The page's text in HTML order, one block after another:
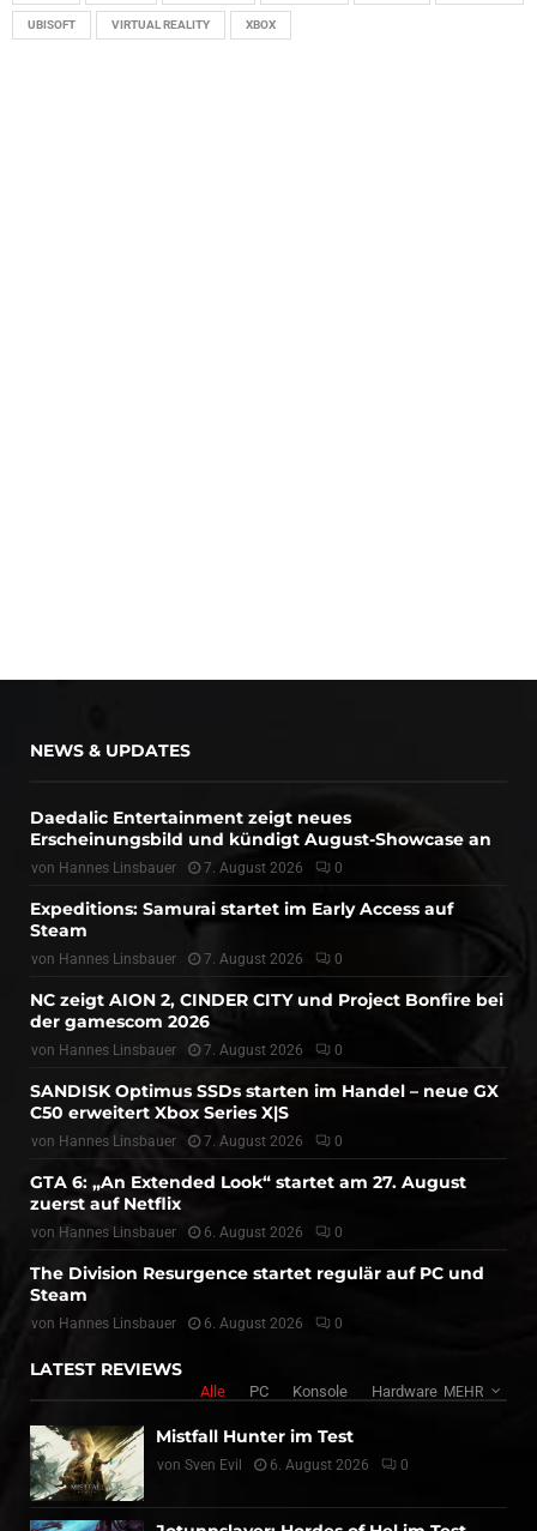
UBISOFT VIRTUAL REALITY XBOX
NEWS & UPDATES
Daedalic Entertainment zeigt neues
Erscheinungsbild und kündigt August-Showcase an
von Hannes Linsbauer 7. August 2026 0
Expeditions: Samurai startet im Early Access auf
Steam
von Hannes Linsbauer 7. August 2026 0
NC zeigt AION 2, CINDER CITY und Project Bonfire bei
der gamescom 2026
von Hannes Linsbauer 7. August 2026 0
SANDISK Optimus SSDs starten im Handel – neue GX
C50 erweitert Xbox Series X|S
von Hannes Linsbauer 7. August 2026 0
GTA 6: „An Extended Look“ startet am 27. August
zuerst auf Netflix
von Hannes Linsbauer 6. August 2026 0
The Division Resurgence startet regulär auf PC und
Steam
von Hannes Linsbauer 6. August 2026 0
LATEST REVIEWS
Alle PC Konsole Hardware MEHR
Mistfall Hunter im Test
von Sven Evil 6. August 2026 0